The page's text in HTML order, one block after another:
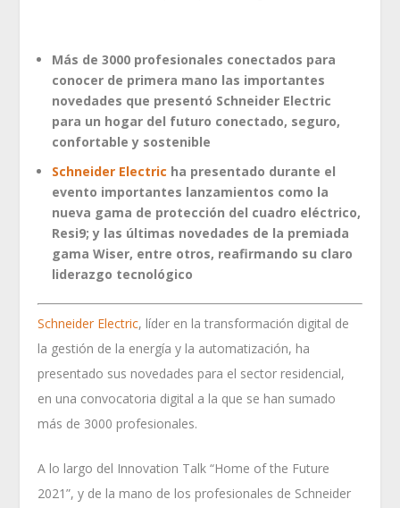
Más de 3000 profesionales conectados para
conocer de primera mano las importantes
novedades que presentó Schneider Electric
para un hogar del futuro conectado, seguro,
confortable y sostenible
Schneider Electric ha presentado durante el
evento importantes lanzamientos como la
nueva gama de protección del cuadro eléctrico,
Resi9; y las últimas novedades de la premiada
gama Wiser, entre otros, reafirmando su claro
liderazgo tecnológico
Schneider Electric, líder en la transformación digital de
la gestión de la energía y la automatización, ha
presentado sus novedades para el sector residencial,
en una convocatoria digital a la que se han sumado
más de 3000 profesionales.
A lo largo del Innovation Talk “Home of the Future
2021”, y de la mano de los profesionales de Schneider